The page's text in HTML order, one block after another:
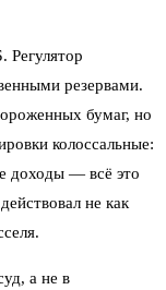
Регулятор
резервами.
бумаг, но
колоссальные:
доходы — всё это
не как
а не в